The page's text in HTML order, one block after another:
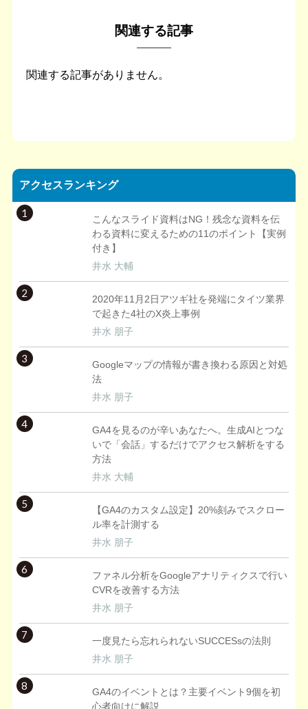
関連する記事
関連する記事がありません。
アクセスランキング
1
こんなスライド資料はNG！残念な資料を伝
わる資料に変えるための11のポイント【実例
付き】
井水 大輔
2
2020年11月2日アツギ社を発端にタイツ業界
で起きた4社のX炎上事例
井水 朋子
3
Googleマップの情報が書き換わる原因と対処
法
井水 朋子
4
GA4を見るのが辛いあなたへ。生成AIとつな
いで「会話」するだけでアクセス解析をする
方法
井水 大輔
5
【GA4のカスタム設定】20%刻みでスクロー
ル率を計測する
井水 朋子
6
ファネル分析をGoogleアナリティクスで行い
CVRを改善する方法
井水 朋子
7
一度見たら忘れられないSUCCESsの法則
井水 朋子
8
GA4のイベントとは？主要イベント9個を初
心者向けに解説